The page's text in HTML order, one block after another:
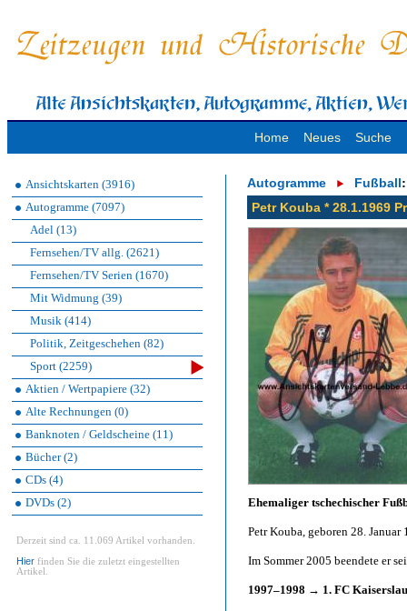
Home Neues Suche
Ansichtskarten (3916)
Autogramme (7097)
Adel (13)
Fernsehen/TV allg. (2621)
Fernsehen/TV Serien (1670)
Mit Widmung (39)
Musik (414)
Politik, Zeitgeschehen (82)
Sport (2259)
Aktien / Wertpapiere (32)
Alte Rechnungen (0)
Banknoten / Geldscheine (11)
Bücher (2)
CDs (4)
DVDs (2)
Derzeit sind ca. 11.069 Artikel vorhanden.
Hier finden Sie die zuletzt eingestellten
Artikel.
Autogramme Fußball:
Petr Kouba * 28.1.1969
Ehemaliger tschechischer
Petr Kouba, geboren 28. Januar
Im Sommer 2005 beendete er
1997–1998 → 1. FC